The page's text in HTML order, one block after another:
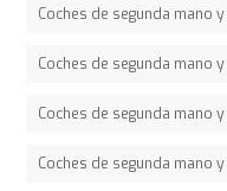
Coches de segunda mano
Coches de segunda mano
Coches de segunda mano
Coches de segunda mano